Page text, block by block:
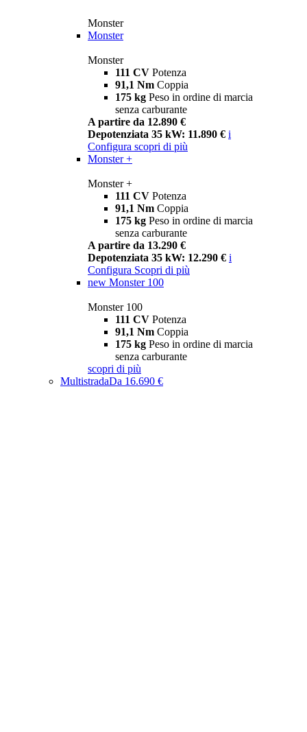
Monster
Monster
Monster
111 CV Potenza
91,1 Nm Coppia
175 kg Peso in ordine di marcia
senza carburante
A partire da 12.890 €
Depotenziata 35 kW: 11.890 € i
Configura scopri di più
Monster +
Monster +
111 CV Potenza
91,1 Nm Coppia
175 kg Peso in ordine di marcia
senza carburante
A partire da 13.290 €
Depotenziata 35 kW: 12.290 € i
Configura Scopri di più
new Monster 100
Monster 100
111 CV Potenza
91,1 Nm Coppia
175 kg Peso in ordine di marcia
senza carburante
scopri di più
MultistradaDa 16.690 €